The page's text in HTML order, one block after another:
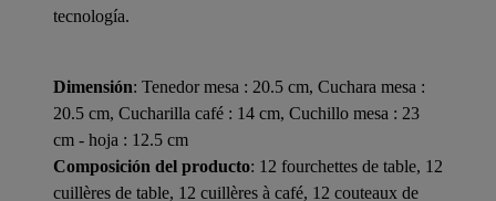
tecnología.
Dimensión: Tenedor mesa : 20.5 cm, Cuchara mesa :
20.5 cm, Cucharilla café : 14 cm, Cuchillo mesa : 23
cm - hoja : 12.5 cm
Composición del producto: 12 fourchettes de table, 12
cuillères de table, 12 cuillères à café, 12 couteaux de